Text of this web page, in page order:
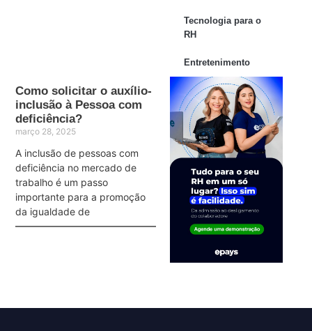
Como solicitar o auxílio-
inclusão à Pessoa com
deficiência?
março 28, 2025
A inclusão de pessoas com
deficiência no mercado de
trabalho é um passo
importante para a promoção
da igualdade de
Tecnologia para o
RH
Entretenimento